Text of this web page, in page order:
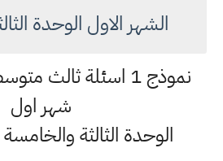
الشهر الاول الوحدة
نموذج 1 اسئلة
شهر اول
الوحدة الثالثة